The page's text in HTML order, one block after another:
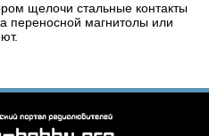
щелочи стальные контакты
переносной магнитолы или